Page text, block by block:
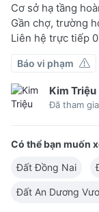
Cơ sở hạ tầng
Gần chợ, trường
Liên hệ trực tiếp
Báo vi phạm
Kim Triệu
Đã tham
Có thể bạn muốn
Đất Đồng Nai
Đất An Dương